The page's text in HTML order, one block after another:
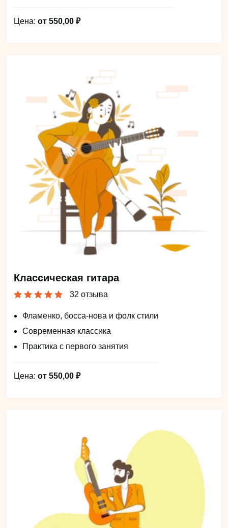
Цена: от 550,00 ₽
Классическая гитара
32 отзыва
Фламенко, босса-нова и фолк стили
Современная классика
Практика с первого занятия
Цена: от 550,00 ₽